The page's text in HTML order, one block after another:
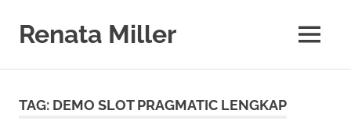
contentRenata Miller
Bisnis,
MENU
TAG: DEMO SLOT PRAGMATIC LENGKAP